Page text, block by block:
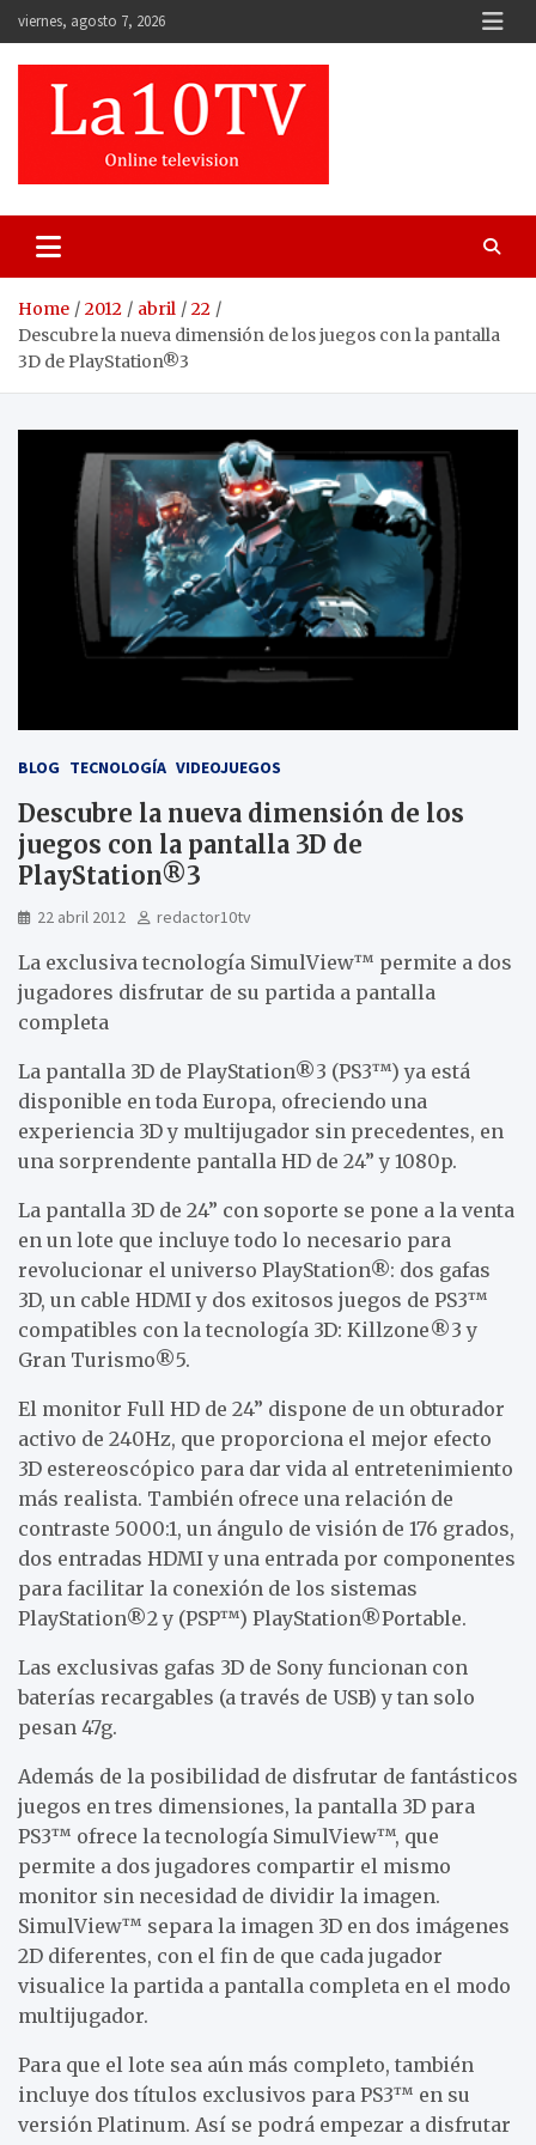
Skip
to
content
viernes, agosto 7, 2026
Home 2012 abril
22
Descubre la nueva dimensión de los juegos con la pantalla
3D de PlayStation®3
BLOG TECNOLOGÍA VIDEOJUEGOS
Descubre la nueva dimensión de los
juegos con la pantalla 3D de
PlayStation®3
22 abril 2012 redactor10tv
La exclusiva tecnología SimulView™ permite a dos
jugadores disfrutar de su partida a pantalla
completa
La pantalla 3D de PlayStation®3 (PS3™) ya está
disponible en toda Europa, ofreciendo una
experiencia 3D y multijugador sin precedentes, en
una sorprendente pantalla HD de 24” y 1080p.
La pantalla 3D de 24” con soporte se pone a la venta
en un lote que incluye todo lo necesario para
revolucionar el universo PlayStation®: dos gafas
3D, un cable HDMI y dos exitosos juegos de PS3™
compatibles con la tecnología 3D: Killzone®3 y
Gran Turismo®5.
El monitor Full HD de 24” dispone de un obturador
activo de 240Hz, que proporciona el mejor efecto
3D estereoscópico para dar vida al entretenimiento
más realista. También ofrece una relación de
contraste 5000:1, un ángulo de visión de 176 grados,
dos entradas HDMI y una entrada por componentes
para facilitar la conexión de los sistemas
PlayStation®2 y (PSP™) PlayStation®Portable.
Las exclusivas gafas 3D de Sony funcionan con
baterías recargables (a través de USB) y tan solo
pesan 47g.
Además de la posibilidad de disfrutar de fantásticos
juegos en tres dimensiones, la pantalla 3D para
PS3™ ofrece la tecnología SimulView™, que
permite a dos jugadores compartir el mismo
monitor sin necesidad de dividir la imagen.
SimulView™ separa la imagen 3D en dos imágenes
2D diferentes, con el fin de que cada jugador
visualice la partida a pantalla completa en el modo
multijugador.
Para que el lote sea aún más completo, también
incluye dos títulos exclusivos para PS3™ en su
versión Platinum. Así se podrá empezar a disfrutar